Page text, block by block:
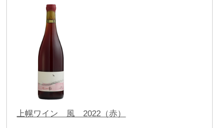
上幌ワイン 風 2022（赤）